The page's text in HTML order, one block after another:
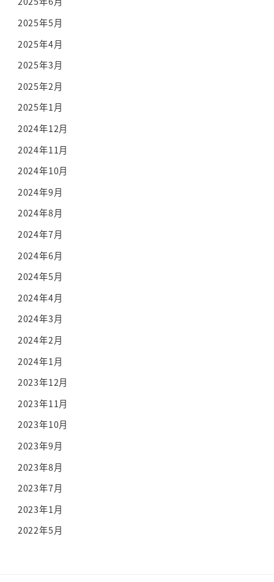
2025年5月
2025年4月
2025年3月
2025年2月
2025年1月
2024年12月
2024年11月
2024年10月
2024年9月
2024年8月
2024年7月
2024年6月
2024年5月
2024年4月
2024年3月
2024年2月
2024年1月
2023年12月
2023年11月
2023年10月
2023年9月
2023年8月
2023年7月
2023年1月
2022年5月